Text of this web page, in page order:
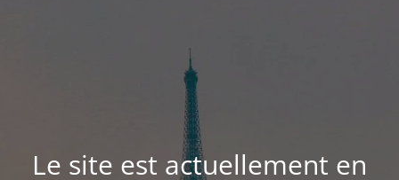
Le site est actuellement en